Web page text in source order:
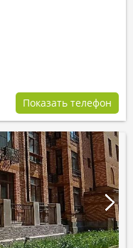
Показать телефон